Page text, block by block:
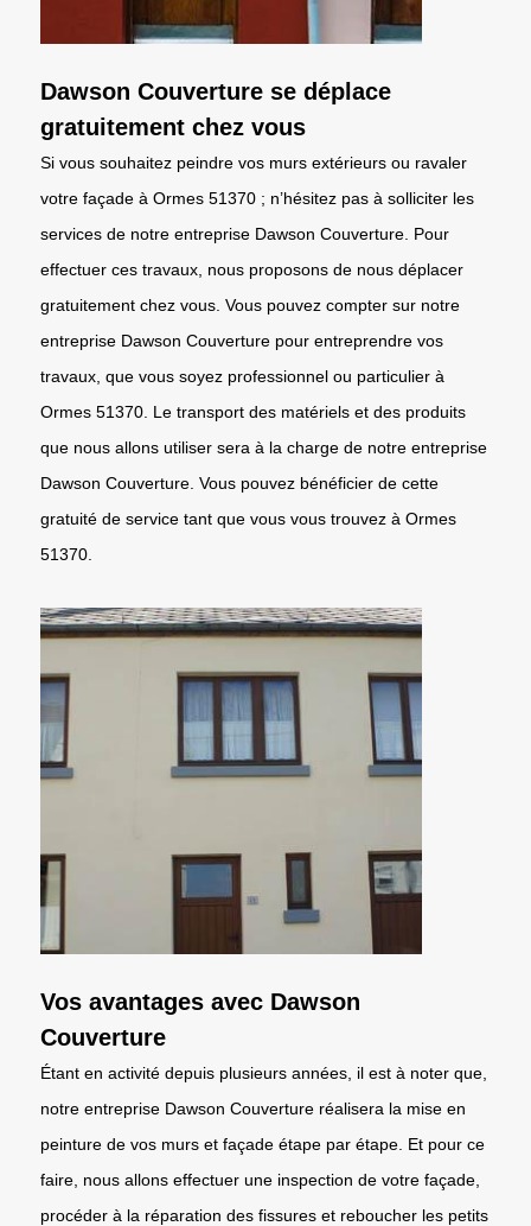
Dawson Couverture se déplace
gratuitement chez vous
Si vous souhaitez peindre vos murs extérieurs ou ravaler
votre façade à Ormes 51370 ; n’hésitez pas à solliciter les
services de notre entreprise Dawson Couverture. Pour
effectuer ces travaux, nous proposons de nous déplacer
gratuitement chez vous. Vous pouvez compter sur notre
entreprise Dawson Couverture pour entreprendre vos
travaux, que vous soyez professionnel ou particulier à
Ormes 51370. Le transport des matériels et des produits
que nous allons utiliser sera à la charge de notre entreprise
Dawson Couverture. Vous pouvez bénéficier de cette
gratuité de service tant que vous vous trouvez à Ormes
51370.
Vos avantages avec Dawson
Couverture
Étant en activité depuis plusieurs années, il est à noter que,
notre entreprise Dawson Couverture réalisera la mise en
peinture de vos murs et façade étape par étape. Et pour ce
faire, nous allons effectuer une inspection de votre façade,
procéder à la réparation des fissures et reboucher les petits